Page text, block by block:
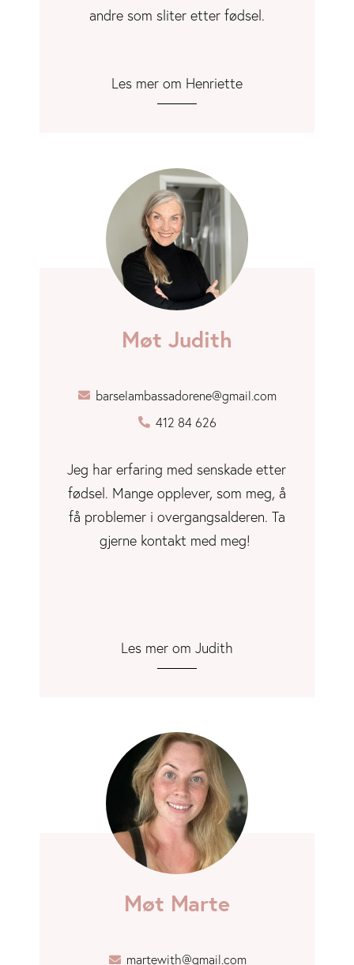
andre som sliter etter fødsel.
Les mer om Henriette
Møt Judith
barselambassadorene@gmail.com
412 84 626
Jeg har erfaring med senskade etter
fødsel. Mange opplever, som meg, å
få problemer i overgangsalderen. Ta
gjerne kontakt med meg!
Les mer om Judith
Møt Marte
martewith@gmail.com